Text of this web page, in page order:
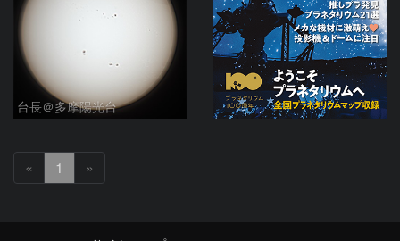
台長＠多摩陽光台
« 1 »